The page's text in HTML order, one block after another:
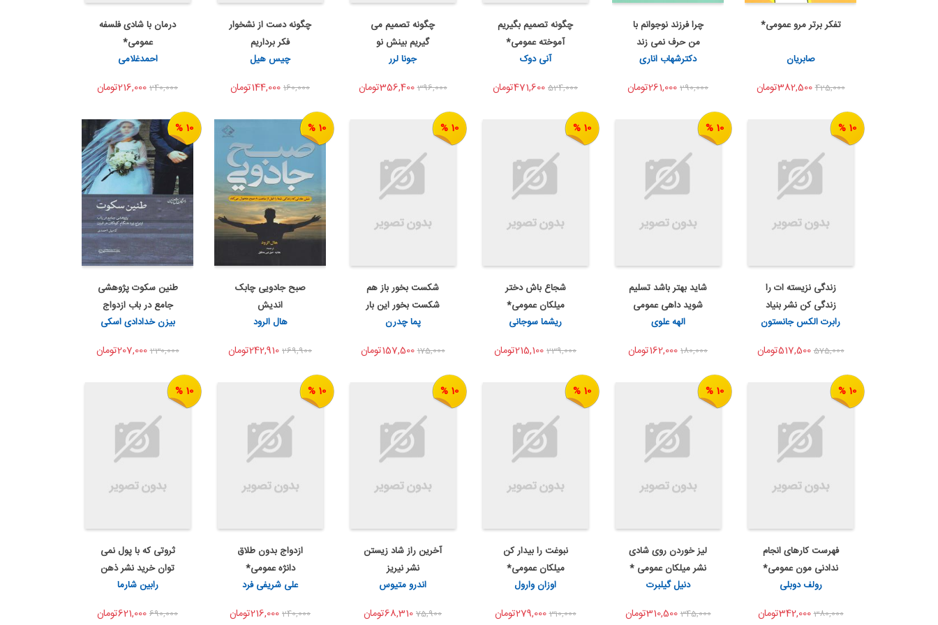
اضافه به سبد خرید
اشتراک گذاری
تفکر برتر مرو عمومی*
صابریان
425,000382,500تومان
اضافه به سبد خرید
اشتراک گذاری
چرا فرزند نوجوانم با
من حرف نمی زند
شمع...
دکترشهاب اناری
290,000
اضافه به سبد خرید
اشتراک گذاری
چگونه تصمیم بگیریم
آموخته عمومی*
آنی دوک
524,000
اضافه به سبد خرید
اشتراک گذاری
چگونه تصمیم می
گیریم بینش نو
عمومی*
جونا لرر
396,000356,400تومان
اضافه به سبد خرید
اشتراک گذاری
چگونه دست از نشخوار
فکر برداریم
امیدسخن...
چیس هیل
160,000
اضافه به سبد خرید
اشتراک گذاری
درمان با شادی فلسفه
عمومی*
احمدغلامی
240,000
10 %
اضافه به سبد خرید
اشتراک گذاری
زندگی نزیسته ات را
زندگی کن نشر بنیاد
فر...
رابرت الکس جانستون
575,000517,500تومان
10 %
اضافه به سبد خرید
اشتراک گذاری
شاید بهتر باشد تسلیم
شوید داهی عمومی
الهه علوی
180,000
10 %
اضافه به سبد خرید
اشتراک گذاری
شجاع باش دختر
میلکان عمومی*
ریشما سوجانی
239,000
10 %
اضافه به سبد خرید
اشتراک گذاری
شکست بخور باز هم
شکست بخور این بار
بهتر ...
پما چدرن
175,000157,500تومان
10 %
اضافه به سبد خرید
اشتراک گذاری
صبح جادویی چابک
اندیش
هال الرود
269,900
10 %
اضافه به سبد خرید
اشتراک گذاری
طنین سکوت پژوهشی
جامع در باب ازدواج
زود ...
بیزن خدادادی اسکی
230,000207,000تومان
10 %
اضافه به سبد خرید
اشتراک گذاری
فهرست کارهای انجام
ندادنی مون عمومی*
رولف دوبلی
380,000342,000تومان
10 %
اضافه به سبد خرید
اشتراک گذاری
لیز خوردن روی شادی
نشر میلکان عمومی *
دنیل گیلبرت
345,000310,500تومان
10 %
اضافه به سبد خرید
اشتراک گذاری
نبوغت را بیدار کن
میلکان عمومی*
اوزان وارول
310,000279,000تومان
10 %
به من اطلاع بده
اشتراک گذاری
آخرین راز شاد زیستن
نشر نیریز
اندرو متیوس
75,900
10 %
به من اطلاع بده
اشتراک گذاری
ازدواج بدون طلاق
دانژه عمومی*
علی شریفی فرد
240,000
10 %
به من اطلاع بده
اشتراک گذاری
ثروتی که با پول نمی
توان خرید نشر ذهن
آو...
رابین شارما
690,000